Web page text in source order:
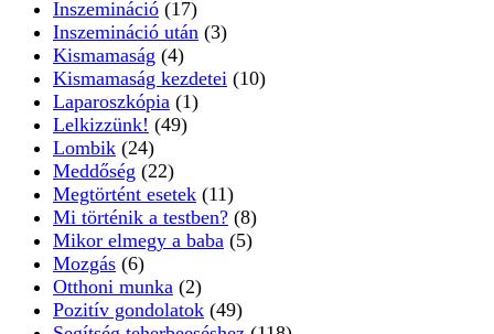
Inszemináció (17)
Inszemináció után (3)
Kismamaság (4)
Kismamaság kezdetei (10)
Laparoszkópia (1)
Lelkizzünk! (49)
Lombik (24)
Meddőség (22)
Megtörtént esetek (11)
Mi történik a testben? (8)
Mikor elmegy a baba (5)
Mozgás (6)
Otthoni munka (2)
Pozitív gondolatok (49)